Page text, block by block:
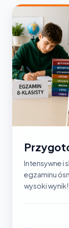
Intensywne i
egzaminu
wysoki wynik!